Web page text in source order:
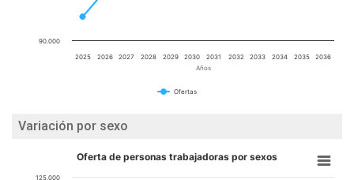
Años
Ofertas
2025 2026 2027 2028 2029 2030 2031 2032 2033 2034 2035 2036
90.000
Variación por sexo
Oferta de personas trabajadoras por sexos
125.000